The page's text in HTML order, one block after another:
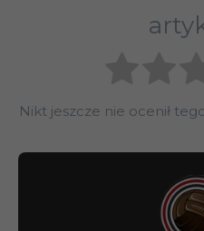
Nikt jeszcze nie ocenił